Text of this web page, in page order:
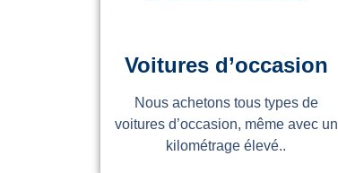
Voitures d’occasion
Nous achetons tous types de
voitures d’occasion, même avec un
kilométrage élevé..